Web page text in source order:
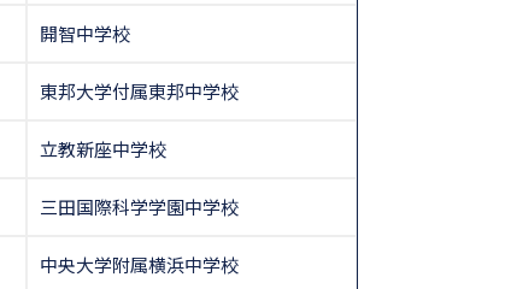
開智中学校
東邦大学付属東邦中学校
立教新座中学校
三田国際科学学園中学校
中央大学附属横浜中学校